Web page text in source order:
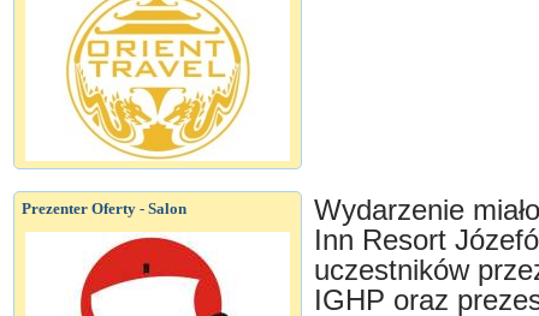
Prezenter Oferty - Salon
Wydarzenie
Inn Resort
uczestników
IGHP oraz